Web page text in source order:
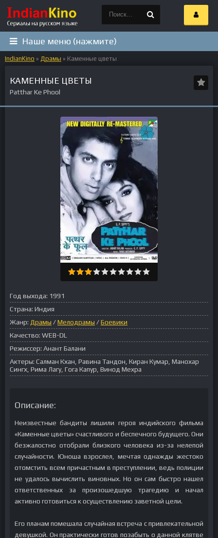
Наше меню (нажмите)
IndianKino » Драмы » Каменные цветы
КАМЕННЫЕ ЦВЕТЫ
Patthar Ke Phool
Год выхода: 1991
Страна: Индия
Жанр: Драмы /Мелодрамы /Боевики
Качество: WEB-DL
Режиссер: Анант Балани
Актеры: Салман Кхан, Равина Тандон, Киран Кумар, Манохар
Сингх, Рима Лагу, Гога Капур, Винод Мехра
Описание:
Неизвестные бандиты лишили героя индийского фильма
«Каменные цветы» счастливого и беспечного будущего. Они
безжалостно отобрали близкого человека из-за нелепой
случайности. Юноша взрослел, мечтая однажды жестоко
отомстить всем причастным в преступлении, ведь полиции
не удалось вычислить виновных. Но он сам быстро нашел
ответственных за произошедшую трагедию и начал
активно готовиться к осуществлению заветной цели.
Его планам помешала случайная встреча с привлекательной
девушкой. Он практически готов позабыть о данной клятве